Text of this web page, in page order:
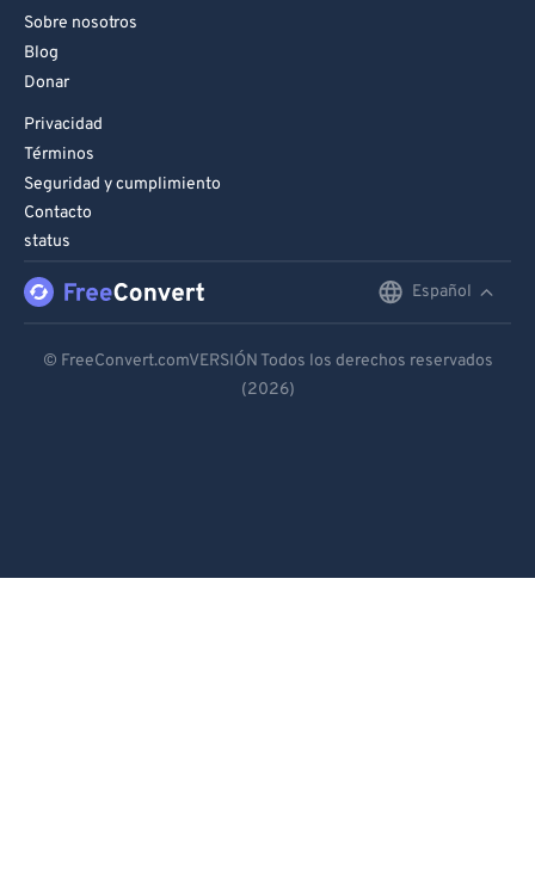
Sobre nosotros
Blog
Donar
Privacidad
Términos
Seguridad y cumplimiento
Contacto
status
Español
Español
© FreeConvert.comVERSIÓN Todos los derechos reservados
(2026)